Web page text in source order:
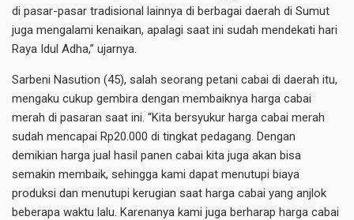
di pasar-pasar tradisional lainnya di berbagai daerah di Sumut
juga mengalami kenaikan, apalagi saat ini sudah mendekati hari
Raya Idul Adha,” ujarnya.
Sarbeni Nasution (45), salah seorang petani cabai di daerah itu,
mengaku cukup gembira dengan membaiknya harga cabai
merah di pasaran saat ini. “Kita bersyukur harga cabai merah
sudah mencapai Rp20.000 di tingkat pedagang. Dengan
demikian harga jual hasil panen cabai kita juga akan bisa
semakin membaik, sehingga kami dapat menutupi biaya
produksi dan menutupi kerugian saat harga cabai yang anjlok
beberapa waktu lalu. Karenanya kami juga berharap harga cabai